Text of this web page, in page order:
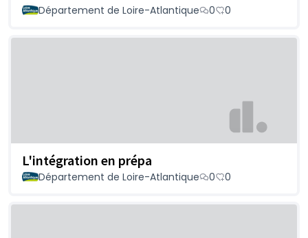
Département de Loire-Atlantique 0 0
L'intégration en prépa
Département de Loire-Atlantique 0 0